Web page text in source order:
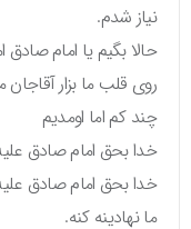
نیاز شدم.
حالا بگیم یا امام صادق
روی قلب ما بزار آقاجان
چند کم اما اومدیم
خدا بحق امام صادق علیه
خدا بحق امام صادق علیه
ما نهادینه کنه.